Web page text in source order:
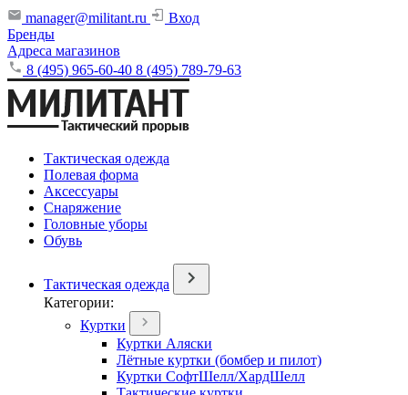
manager@militant.ru
Вход
Бренды
Адреса магазинов
8 (495) 965-60-40 8 (495) 789-79-63
Тактическая одежда
Полевая форма
Аксессуары
Снаряжение
Головные уборы
Обувь
Тактическая одежда
Категории:
Куртки
Куртки Аляски
Лётные куртки (бомбер и пилот)
Куртки СофтШелл/ХардШелл